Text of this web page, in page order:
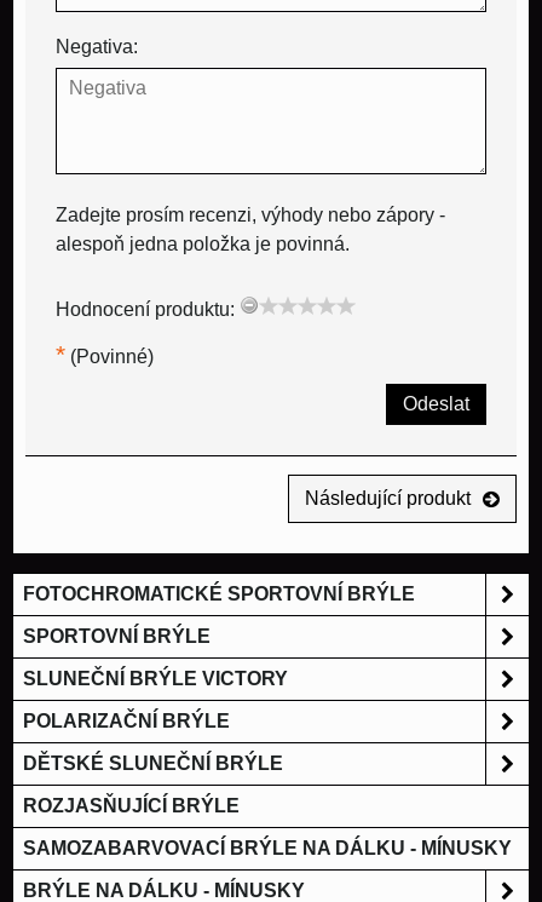
Negativa:
Zadejte prosím recenzi, výhody nebo zápory -
alespoň jedna položka je povinná.
Hodnocení produktu:
* (Povinné)
Odeslat
Následující produkt
FOTOCHROMATICKÉ SPORTOVNÍ BRÝLE
SPORTOVNÍ BRÝLE
SLUNEČNÍ BRÝLE VICTORY
POLARIZAČNÍ BRÝLE
DĚTSKÉ SLUNEČNÍ BRÝLE
ROZJASŇUJÍCÍ BRÝLE
SAMOZABARVOVACÍ BRÝLE NA DÁLKU - MÍNUSKY
BRÝLE NA DÁLKU - MÍNUSKY